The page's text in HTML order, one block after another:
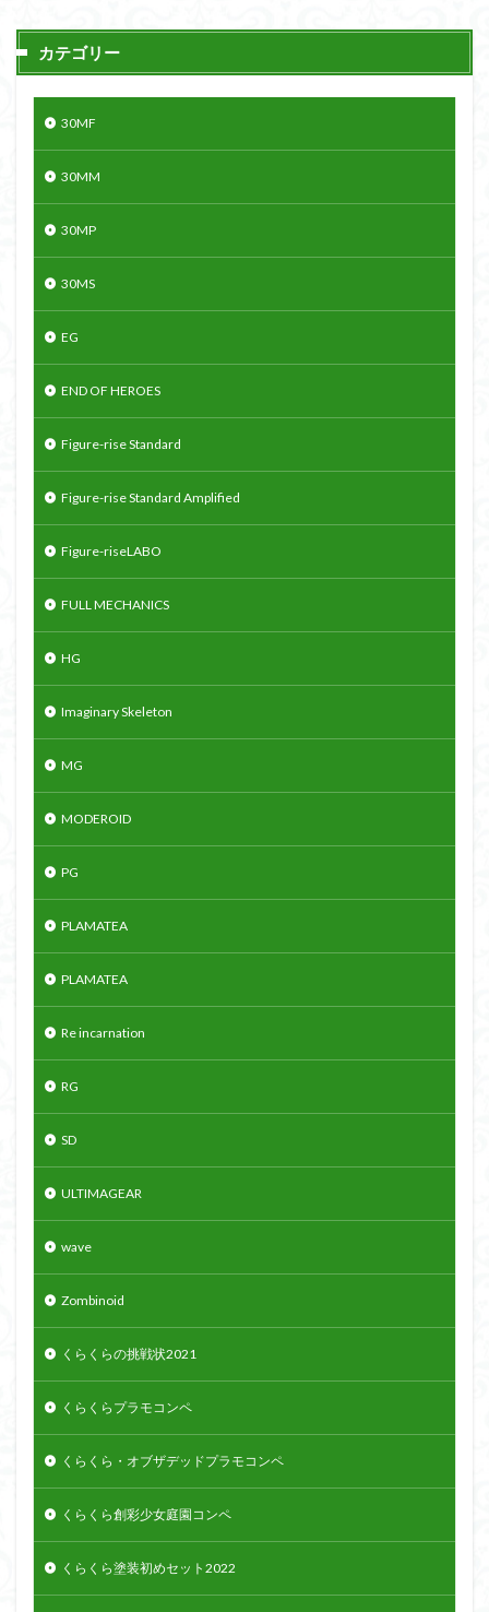
カテゴリー
30MF
30MM
30MP
30MS
EG
END OF HEROES
Figure-rise Standard
Figure-rise Standard Amplified
Figure-riseLABO
FULL MECHANICS
HG
Imaginary Skeleton
MG
MODEROID
PG
PLAMATEA
PLAMATEA
Re incarnation
RG
SD
ULTIMAGEAR
wave
Zombinoid
くらくらの挑戦状2021
くらくらプラモコンペ
くらくら・オブザデッドプラモコンペ
くらくら創彩少女庭園コンペ
くらくら塗装初めセット2022